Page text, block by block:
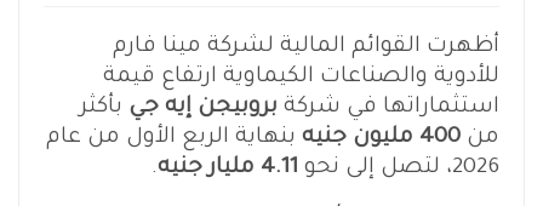
أظهرت القوائم المالية لشركة مينا فارم
للأدوية والصناعات الكيماوية ارتفاع قيمة
استثماراتها في شركة بروبيجن إيه جي بأكثر
من 400 مليون جنيه
بنهاية الربع الأول من عام
2026، لتصل إلى نحو
4.11 مليار جنيه .